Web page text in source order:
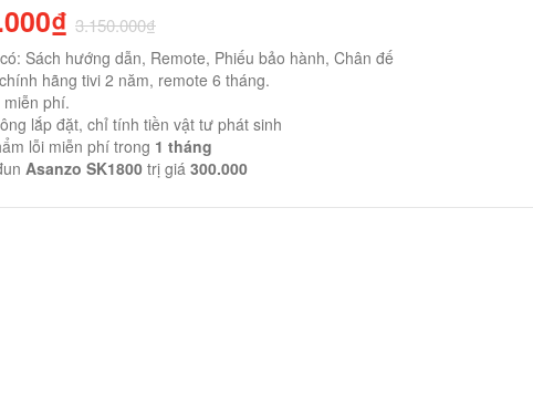
3.150.000₫
Sách hướng dẫn, Remote, Phiếu bảo hành, Chân đế
hãng tivi 2 năm, remote 6 tháng.
phí.
lắp đặt, chỉ tính tiền vật tư phát sinh
lỗi miễn phí trong 1 tháng
Asanzo SK1800 trị giá 300.000